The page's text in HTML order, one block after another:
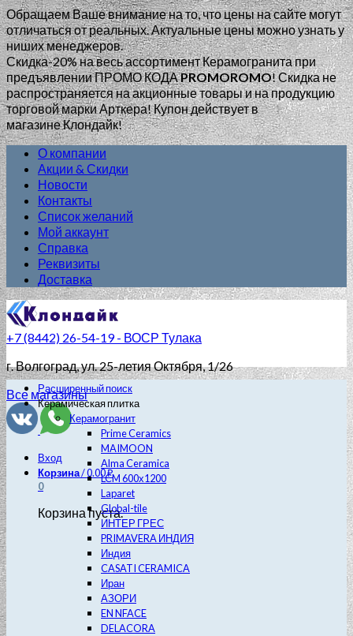
Обращаем Ваше внимание на то, что цены на сайте могут
отличаться от реальных. Актуальные цены можно узнать у
ниших менеджеров.
Скидка-20% на весь ассортимент Керамогранита при
предъявлении ПРОМО КОДАPROMOROMO!Скидка не
распространяется на акционные товары и на продукцию
торговой марки Арткера! Купон действует в
магазине Клондайк!
О компании
Акции & Скидки
Новости
Контакты
Список желаний
Мой аккаунт
Справка
Реквизиты
Доставка
+7 (8442) 26-54-19 - ВОСР Тулака
г. Волгоград, ул. 25-летия Октября, 1/26
Все магазины
Вход
Корзина/0.00₽
0
Корзина пуста.
Расширенный поиск
Керамическая плитка
Керамогранит
Prime Ceramics
MAIMOON
Alma Ceramica
LCM 600х1200
Laparet
Global-tile
ИНТЕР ГРЕС
PRIMAVERA ИНДИЯ
Индия
CASATI CERAMICA
Иран
АЗОРИ
EN NFACE
DELACORA